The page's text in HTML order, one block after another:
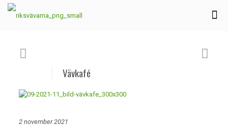
Vävkafé
2 november 2021